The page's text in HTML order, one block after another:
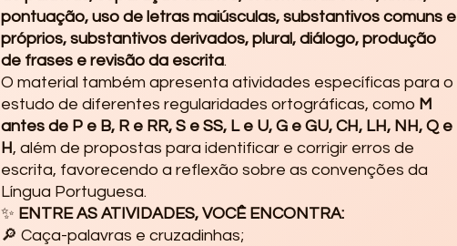
pontuação, uso de letras maiúsculas, substantivos comuns e
próprios, substantivos derivados, plural, diálogo, produção
de frases e revisão da escrita.
O material também apresenta atividades específicas para o
estudo de diferentes regularidades ortográficas, como M
antes de P e B, R e RR, S e SS, L e U, G e GU, CH, LH, NH, Q e
H, além de propostas para identificar e corrigir erros de
escrita, favorecendo a reflexão sobre as convenções da
Língua Portuguesa.
✨ ENTRE AS ATIVIDADES, VOCÊ ENCONTRA:
🔎 Caça-palavras e cruzadinhas;